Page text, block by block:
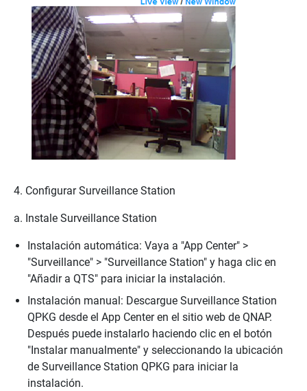
4. Configurar Surveillance Station
a. Instale Surveillance Station
Instalación automática: Vaya a "App Center" >
"Surveillance" > "Surveillance Station" y haga clic en
"Añadir a QTS" para iniciar la instalación.
Instalación manual: Descargue Surveillance Station
QPKG desde el App Center en el sitio web de QNAP.
Después puede instalarlo haciendo clic en el botón
"Instalar manualmente" y seleccionando la ubicación
de Surveillance Station QPKG para iniciar la
instalación.